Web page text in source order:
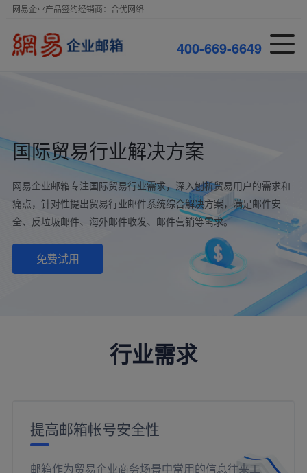
网易企业产品签约经销商：合优网络
400-669-6649
国际贸易行业解决方案
网易企业邮箱专注国际贸易行业需求，深入刨析贸易用户的需求和
痛点，针对性提出贸易行业邮件系统综合解决方案，满足邮件安
全、反垃圾邮件、海外邮件收发、邮件营销等需求。
免费试用
行业需求
提高邮箱帐号安全性
邮箱作为贸易企业商务场景中常用的信息往来工